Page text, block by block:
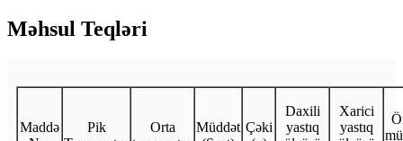
Məhsul Teqləri
Maddə
Pik
Orta
Müddət Çəki
Daxili
yastıq
Xarici
yastıq